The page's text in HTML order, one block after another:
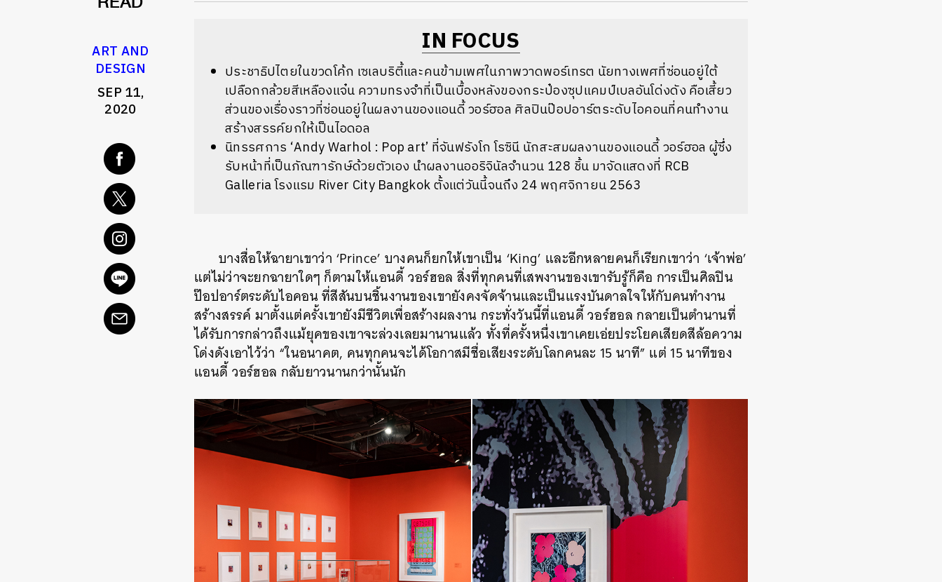
READ
ART AND
DESIGN
SEP 11,
2020
IN FOCUS
ประชาธิปไตยในขวดโค้ก เซเลบริตี้และคนข้ามเพศในภาพวาดพอร์เทรต นัยทางเพศที่ซ่อนอยู่ใต้
เปลือกกล้วยสีเหลืองแจ๋น ความทรงจำที่เป็นเบื้องหลังของกระป๋องซุปแคมป์เบลอันโด่งดัง คือเสี้ยว
ส่วนของเรื่องราวที่ซ่อนอยู่ในผลงานของแอนดี้ วอร์ฮอล ศิลปินป๊อปอาร์ตระดับไอคอนที่คนทำงาน
สร้างสรรค์ยกให้เป็นไอดอล
นิทรรศการ ‘Andy Warhol : Pop art’ ที่จันฟรังโก โรซินี นักสะสมผลงานของแอนดี้ วอร์ฮอล ผู้ซึ่ง
รับหน้าที่เป็นภัณฑารักษ์ด้วยตัวเอง นำผลงานออริจินัลจำนวน 128 ชิ้น มาจัดแสดงที่ RCB
Galleria โรงแรม River City Bangkok ตั้งแต่วันนี้จนถึง 24 พฤศจิกายน 2563
บางสื่อให้ฉายาเขาว่า ‘Prince’ บางคนก็ยกให้เขาเป็น ‘King’ และอีกหลายคนก็เรียกเขาว่า ‘เจ้าพ่อ’
แต่ไม่ว่าจะยกฉายาใดๆ ก็ตามให้แอนดี้ วอร์ฮอล สิ่งที่ทุกคนที่เสพงานของเขารับรู้ก็คือ การเป็นศิลปิน
ป๊อปอาร์ตระดับไอคอน ที่สีสันบนชิ้นงานของเขายังคงจัดจ้านและเป็นแรงบันดาลใจให้กับคนทำงาน
สร้างสรรค์ มาตั้งแต่ครั้งเขายังมีชีวิตเพื่อสร้างผลงาน กระทั่งวันนี้ที่แอนดี้ วอร์ฮอล กลายเป็นตำนานที่
ได้รับการกล่าวถึงแม้ยุคของเขาจะล่วงเลยมานานแล้ว ทั้งที่ครั้งหนึ่งเขาเคยเอ่ยประโยคเสียดสีล้อความ
โด่งดังเอาไว้ว่า “ในอนาคต, คนทุกคนจะได้โอกาสมีชื่อเสียงระดับโลกคนละ 15 นาที” แต่ 15 นาทีของ
แอนดี้ วอร์ฮอล กลับยาวนานกว่านั้นนัก